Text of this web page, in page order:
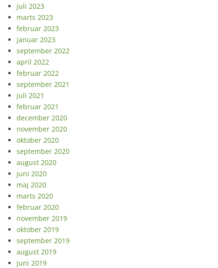
juli 2023
marts 2023
februar 2023
januar 2023
september 2022
april 2022
februar 2022
september 2021
juli 2021
februar 2021
december 2020
november 2020
oktober 2020
september 2020
august 2020
juni 2020
maj 2020
marts 2020
februar 2020
november 2019
oktober 2019
september 2019
august 2019
juni 2019